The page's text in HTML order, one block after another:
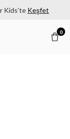
Kids’te Keşfet
0